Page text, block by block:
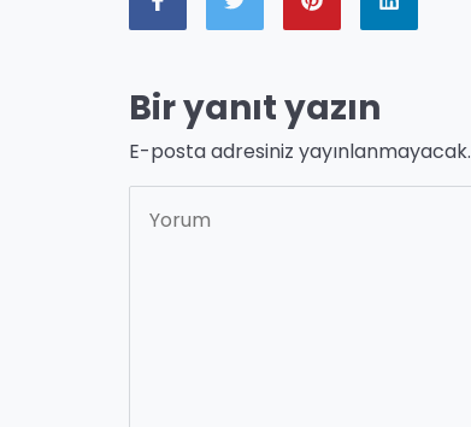
Bir yanıt yazın
E-posta adresiniz yayınlanmayacak.